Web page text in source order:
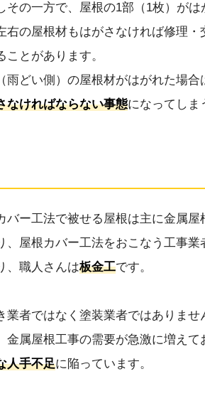
その一方で、屋根の1部（1枚）がは
右の屋根材もはがさなければ修理・
ことがあります。
雨どい側）の屋根材がはがれた場合
なければならない事態になってしま
バー工法で被せる屋根は主に金属屋
、屋根カバー工法をおこなう工事業
、職人さんは板金工です。
業者ではなく塗装業者ではありませ
金属屋根工事の需要が急激に増えて
人手不足に陥っています。